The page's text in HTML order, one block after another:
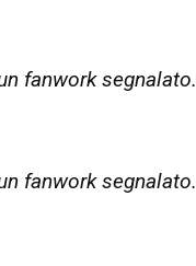
fanwork segnalato.
fanwork segnalato.